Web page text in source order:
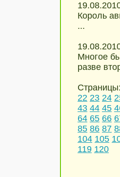
Король
...
Многое
разве
22 23 24
43 44 45
64 65 66
85 86 87
104 105
119 120